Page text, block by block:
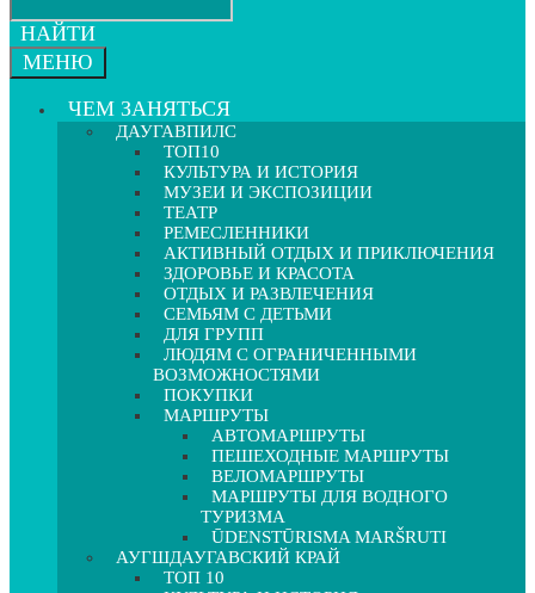
НАЙТИ
МЕНЮ
ЧЕМ ЗАНЯТЬСЯ
ДАУГАВПИЛС
ТОП10
КУЛЬТУРА И ИСТОРИЯ
МУЗЕИ И ЭКСПОЗИЦИИ
ТЕАТР
РЕМЕСЛЕННИКИ
АКТИВНЫЙ ОТДЫХ И ПРИКЛЮЧЕНИЯ
ЗДОРОВЬЕ И КРАСОТА
ОТДЫХ И РАЗВЛЕЧЕНИЯ
СЕМЬЯМ С ДЕТЬМИ
ДЛЯ ГРУПП
ЛЮДЯМ С ОГРАНИЧЕННЫМИ
ВОЗМОЖНОСТЯМИ
ПОКУПКИ
МАРШРУТЫ
АВТОМАРШРУТЫ
ПЕШЕХОДНЫЕ МАРШРУТЫ
ВЕЛОМАРШРУТЫ
МАРШРУТЫ ДЛЯ ВОДНОГО
ТУРИЗМА
ŪDENSTŪRISMA MARŠRUTI
АУГШДАУГАВСКИЙ КРАЙ
ТОП 10